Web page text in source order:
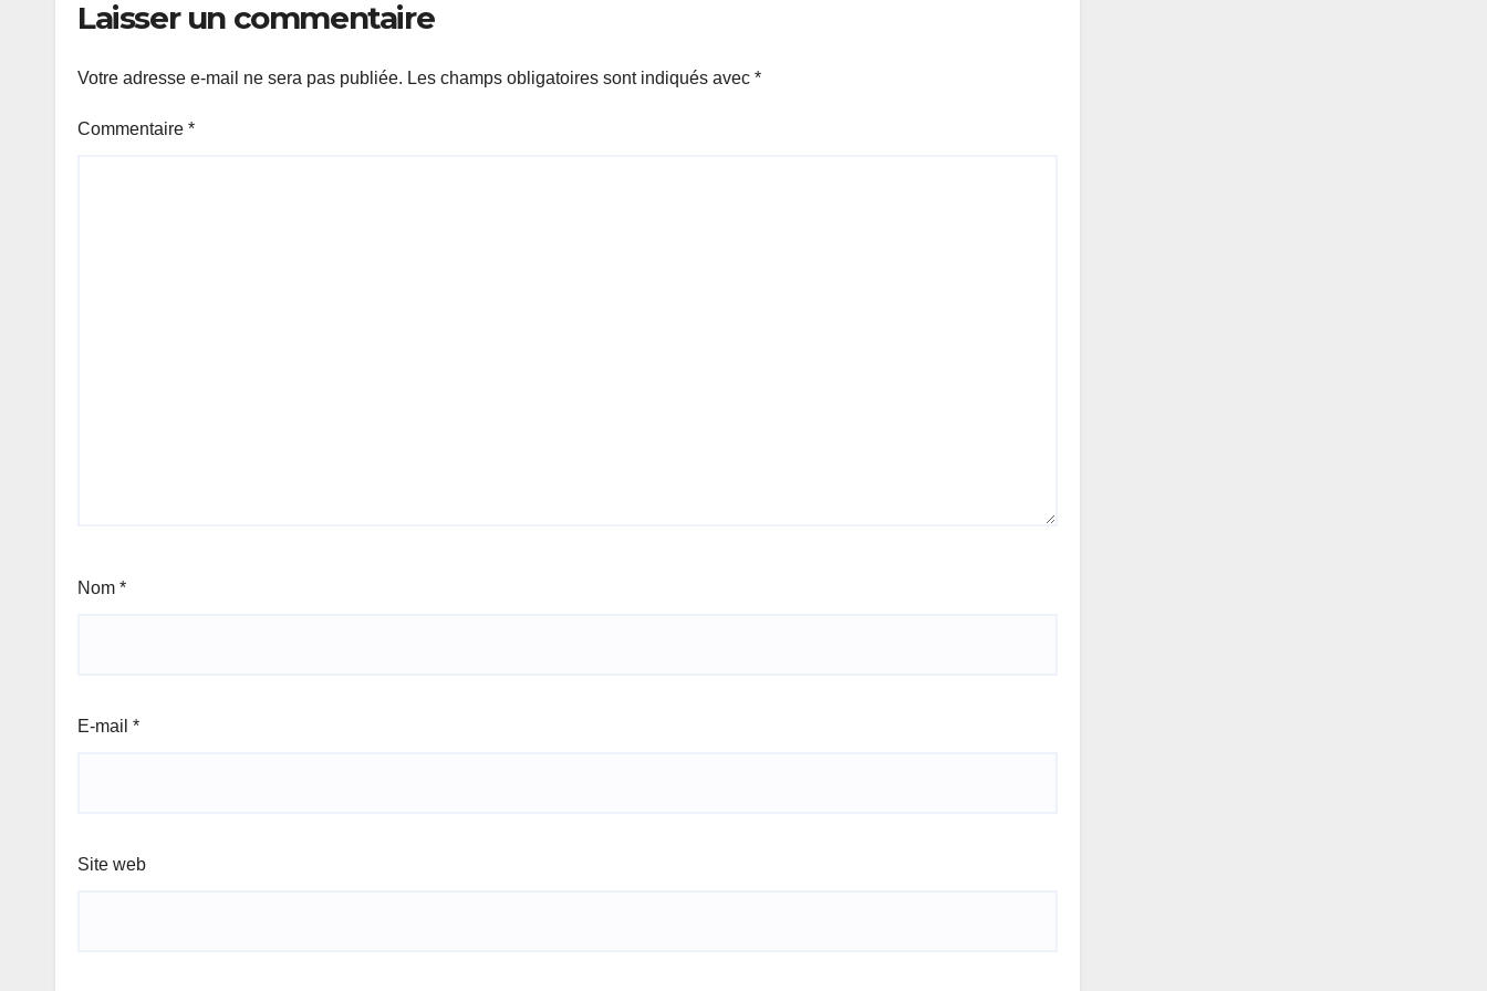
d’enquête à l’ordre
Laisser un commentaire
Votre adresse e-mail ne sera pas publiée. Les champs obligatoires sont indiqués avec *
Commentaire *
Nom *
E-mail *
Site web